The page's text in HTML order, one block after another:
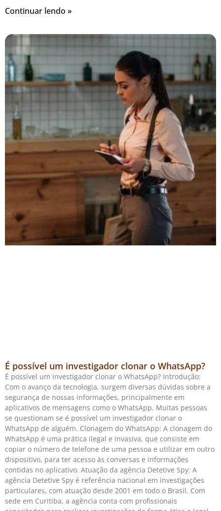
Continuar lendo »
É possível um investigador clonar o WhatsApp?
É possível um investigador clonar o WhatsApp? Introdução:
Com o avanço da tecnologia, surgem diversas dúvidas sobre a
segurança de nossas informações, principalmente em
aplicativos de mensagens como o WhatsApp. Muitas pessoas
se questionam se é possível um investigador clonar o
WhatsApp de alguém. Clonagem do WhatsApp: A clonagem do
WhatsApp é uma prática ilegal e invasiva, que consiste em
copiar o número de telefone de uma pessoa e utilizar em outro
dispositivo, para ter acesso às conversas e informações
contidas no aplicativo. Atuação da agência Detetive Spy: A
agência Detetive Spy é referência nacional em investigações
particulares, com atuação desde 2001 em todo o Brasil. Com
sede em Curitiba, a agência conta com profissionais